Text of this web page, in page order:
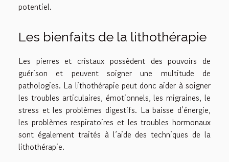
potentiel.
Les bienfaits de la lithothérapie
Les pierres et cristaux possèdent des pouvoirs de
guérison et peuvent soigner une multitude de
pathologies. La lithothérapie peut donc aider à soigner
les troubles articulaires, émotionnels, les migraines, le
stress et les problèmes digestifs. La baisse d’énergie,
les problèmes respiratoires et les troubles hormonaux
sont également traités à l’aide des techniques de la
lithothérapie.